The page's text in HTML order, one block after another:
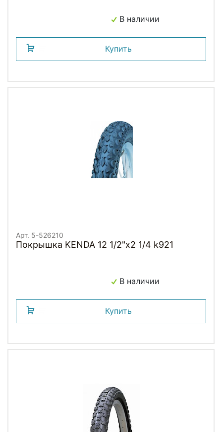
В наличии
Купить
Арт. 5-526210
Покрышка KENDA 12 1/2"х2 1/4 k921
В наличии
Купить